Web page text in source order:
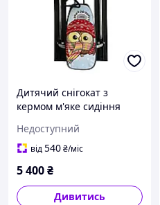
Дитячий снігокат з
кермом м'яке сидіння
амортизатор дитячі
санки з рулем чук гек від
Недоступний
від540₴/міс
5 400₴
Дивитись